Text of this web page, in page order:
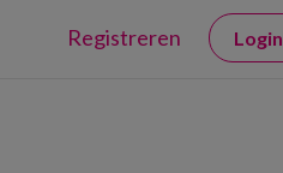
Registreren Login